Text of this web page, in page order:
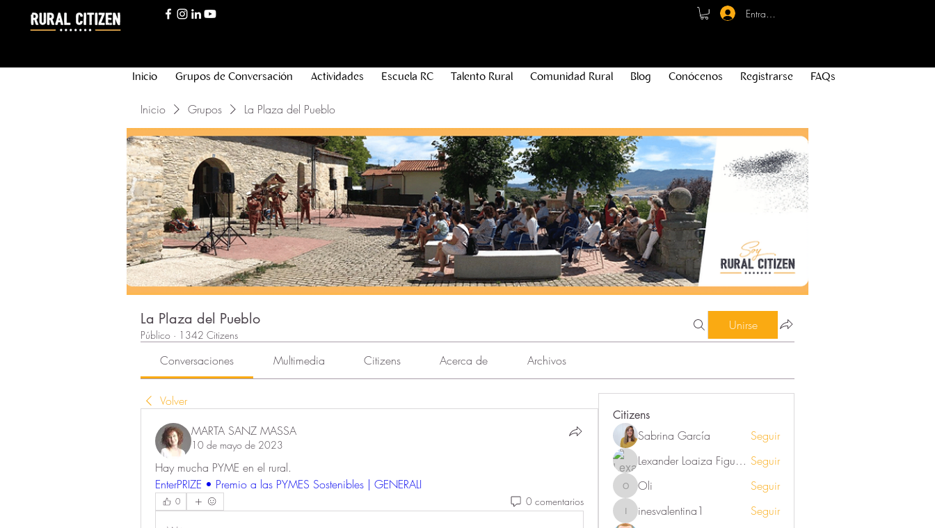
Entrar - Registro
Inicio Grupos de Conversación Actividades Escuela RC Talento Rural Comunidad Rural Blog Conócenos Registrarse FAQs
Inicio Grupos La Plaza del Pueblo
La Plaza del Pueblo
Público · 1342 Citizens
Unirse
Conversaciones Multimedia Citizens Acerca de Archivos
Volver
MARTA SANZ MASSA
10 de mayo de 2023
Hay mucha PYME en el rural.
EnterPRIZE • Premio a las PYMES Sostenibles | GENERALI
0 0 comentarios
Citizens
Sabrina García
Seguir
Lexander Loaiza Figueroa Seguir
Oli Oli Seguir
inesvalentina1
inesvalentina1
Seguir